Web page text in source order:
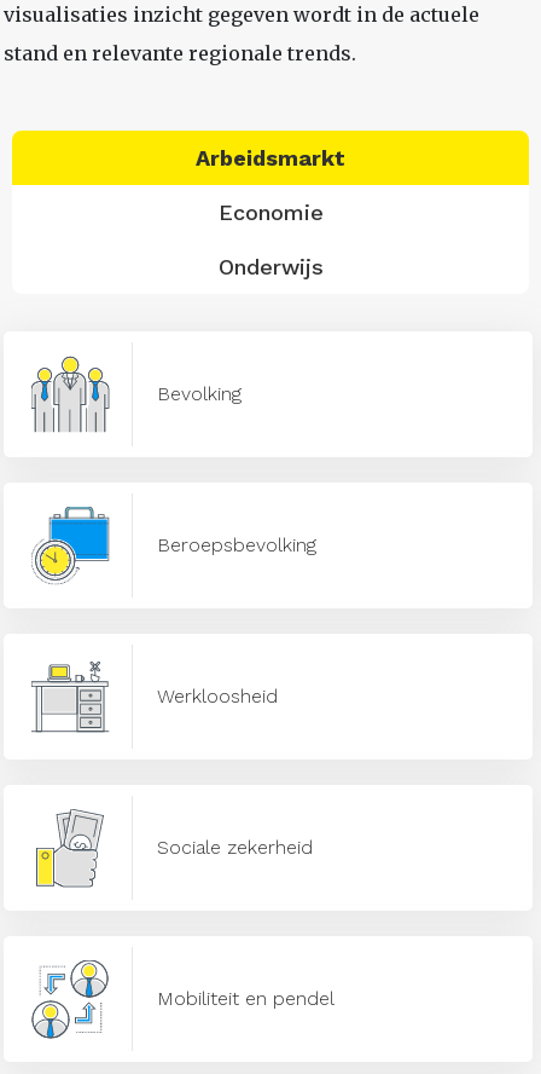
visualisaties inzicht gegeven wordt in de actuele
stand en relevante regionale trends.
Arbeidsmarkt
Economie
Onderwijs
Bevolking
Beroepsbevolking
Werkloosheid
Sociale zekerheid
Mobiliteit en pendel